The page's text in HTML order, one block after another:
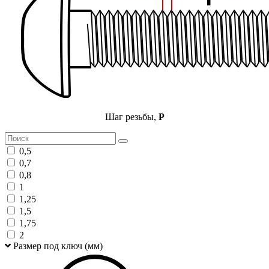
Шаг резьбы, P
0,5
0,7
0,8
1
1,25
1,5
1,75
2
Размер под ключ (мм)